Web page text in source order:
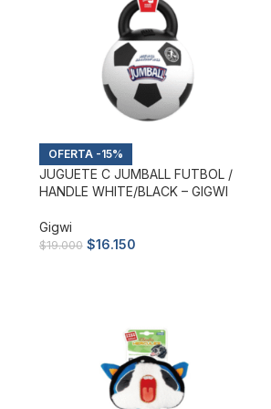
-15%
JUGUETE C JUMBALL FUTBOL /
HANDLE WHITE/BLACK – GIGWI
Gigwi
$19.000 $16.150